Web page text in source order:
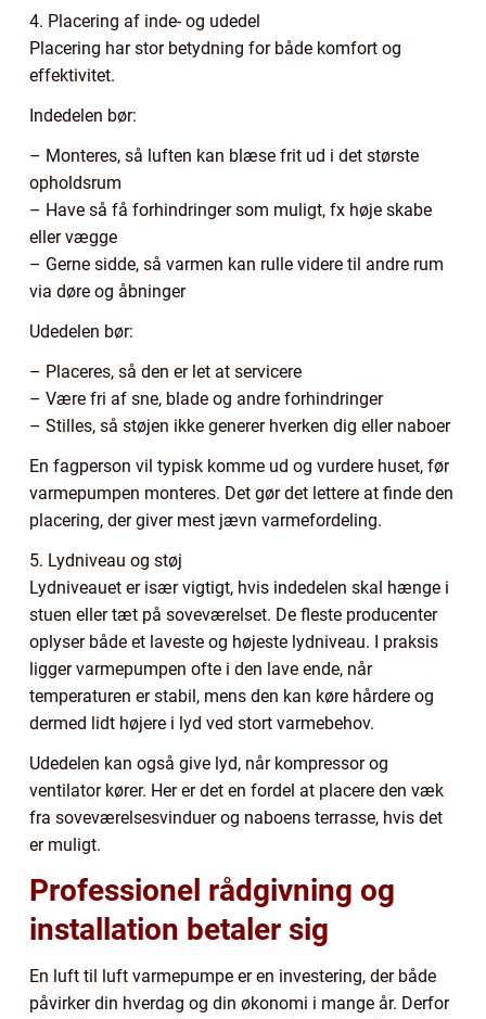
4. Placering af inde- og udedel
Placering har stor betydning for både komfort og
effektivitet.
Indedelen bør:
– Monteres, så luften kan blæse frit ud i det største
opholdsrum
– Have så få forhindringer som muligt, fx høje skabe
eller vægge
– Gerne sidde, så varmen kan rulle videre til andre rum
via døre og åbninger
Udedelen bør:
– Placeres, så den er let at servicere
– Være fri af sne, blade og andre forhindringer
– Stilles, så støjen ikke generer hverken dig eller naboer
En fagperson vil typisk komme ud og vurdere huset, før
varmepumpen monteres. Det gør det lettere at finde den
placering, der giver mest jævn varmefordeling.
5. Lydniveau og støj
Lydniveauet er især vigtigt, hvis indedelen skal hænge i
stuen eller tæt på soveværelset. De fleste producenter
oplyser både et laveste og højeste lydniveau. I praksis
ligger varmepumpen ofte i den lave ende, når
temperaturen er stabil, mens den kan køre hårdere og
dermed lidt højere i lyd ved stort varmebehov.
Udedelen kan også give lyd, når kompressor og
ventilator kører. Her er det en fordel at placere den væk
fra soveværelsesvinduer og naboens terrasse, hvis det
er muligt.
Professionel rådgivning og
installation betaler sig
En luft til luft varmepumpe er en investering, der både
påvirker din hverdag og din økonomi i mange år. Derfor